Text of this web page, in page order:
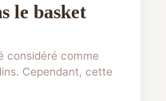
le basket
considéré comme
Cependant, cette